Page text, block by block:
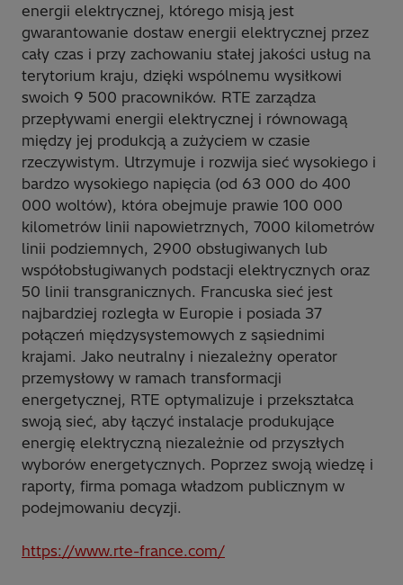
energii elektrycznej, którego misją jest
gwarantowanie dostaw energii elektrycznej przez
cały czas i przy zachowaniu stałej jakości usług na
terytorium kraju, dzięki wspólnemu wysiłkowi
swoich 9 500 pracowników. RTE zarządza
przepływami energii elektrycznej i równowagą
między jej produkcją a zużyciem w czasie
rzeczywistym. Utrzymuje i rozwija sieć wysokiego i
bardzo wysokiego napięcia (od 63 000 do 400
000 woltów), która obejmuje prawie 100 000
kilometrów linii napowietrznych, 7000 kilometrów
linii podziemnych, 2900 obsługiwanych lub
współobsługiwanych podstacji elektrycznych oraz
50 linii transgranicznych. Francuska sieć jest
najbardziej rozległa w Europie i posiada 37
połączeń międzysystemowych z sąsiednimi
krajami. Jako neutralny i niezależny operator
przemysłowy w ramach transformacji
energetycznej, RTE optymalizuje i przekształca
swoją sieć, aby łączyć instalacje produkujące
energię elektryczną niezależnie od przyszłych
wyborów energetycznych. Poprzez swoją wiedzę i
raporty, firma pomaga władzom publicznym w
podejmowaniu decyzji.
https://www.rte-france.com/